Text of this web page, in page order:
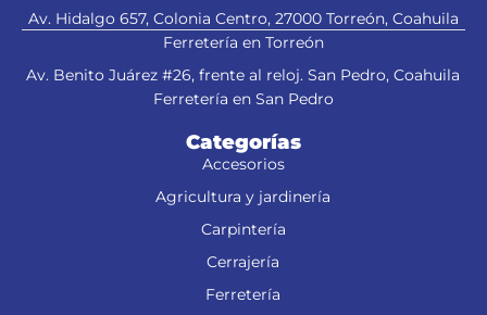
Av. Hidalgo 657, Colonia Centro, 27000 Torreón, Coahuila
Ferretería en Torreón
Av. Benito Juárez #26, frente al reloj. San Pedro, Coahuila
Ferretería en San Pedro
Categorías
Accesorios
Agricultura y jardinería
Carpintería
Cerrajería
Ferretería